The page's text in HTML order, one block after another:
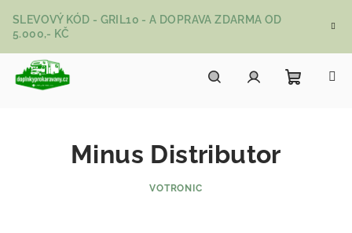
SLEVOVÝ KÓD - GRIL10 - A DOPRAVA ZDARMA OD
5.000,- KČ
Minus Distributor
VOTRONIC